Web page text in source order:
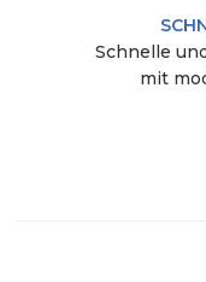
Schnelle
mit